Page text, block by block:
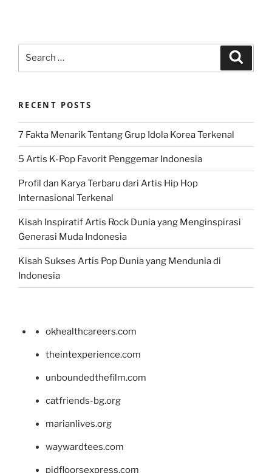
RECENT POSTS
7 Fakta Menarik Tentang Grup Idola Korea Terkenal
5 Artis K-Pop Favorit Penggemar Indonesia
Profil dan Karya Terbaru dari Artis Hip Hop
Internasional Terkenal
Kisah Inspiratif Artis Rock Dunia yang Menginspirasi
Generasi Muda Indonesia
Kisah Sukses Artis Pop Dunia yang Mendunia di
Indonesia
okhealthcareers.com
theintexperience.com
unboundedthefilm.com
catfriends-bg.org
marianlives.org
waywardtees.com
pidfloorsexpress.com